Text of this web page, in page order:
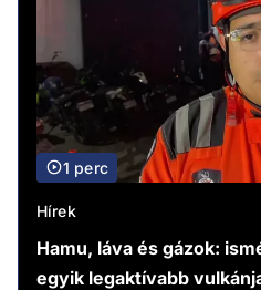
1 perc
Hírek
Hamu, láva és gázok:
egyik legaktívabb